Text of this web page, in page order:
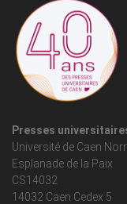
Presses
Université de Caen
Esplanade de la Paix
CS14032
14032 Caen Cedex 5